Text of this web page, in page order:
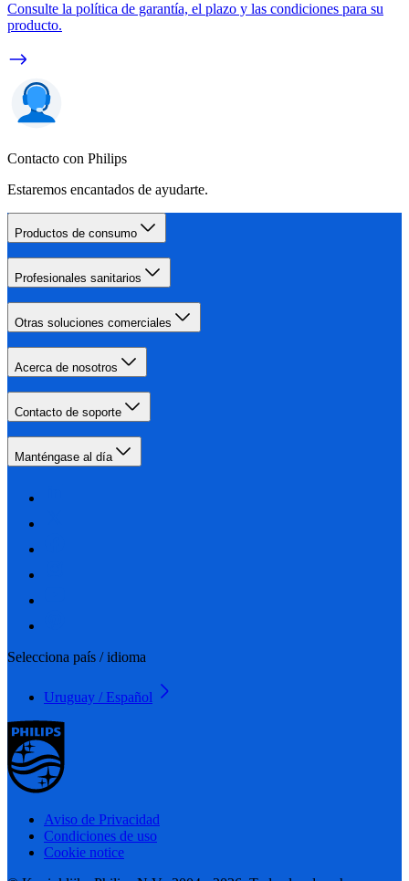
Consulte la política de garantía, el plazo y las condiciones para su
producto.
Contacto con Philips
Estaremos encantados de ayudarte.
Productos de consumo
Profesionales sanitarios
Otras soluciones comerciales
Acerca de nosotros
Contacto de soporte
Manténgase al día
Selecciona país / idioma
Uruguay / Español
Aviso de Privacidad
Condiciones de uso
Cookie notice